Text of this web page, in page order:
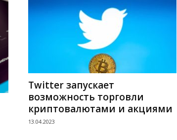
Twitter запускает
возможность торговли
криптовалютами и акциями
13.04.2023